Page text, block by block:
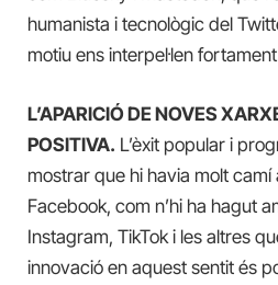
humanista i tecnològic del
motiu ens interpel·len
L’APARICIÓ DE NOVES
POSITIVA. L’èxit popular i
mostrar que hi havia molt
Facebook, com n’hi ha hagut
Instagram, TikTok i les altres
innovació en aquest sentit és